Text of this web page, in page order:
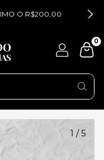
O R$200,00
0
1 / 5